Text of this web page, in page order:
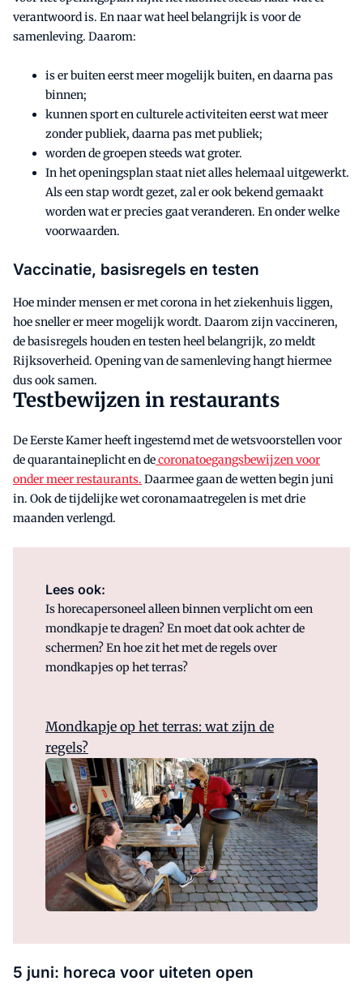
verantwoord is. En naar wat heel belangrijk is voor de
samenleving. Daarom:
is er buiten eerst meer mogelijk buiten, en daarna pas
binnen;
kunnen sport en culturele activiteiten eerst wat meer
zonder publiek, daarna pas met publiek;
worden de groepen steeds wat groter.
In het openingsplan staat niet alles helemaal uitgewerkt.
Als een stap wordt gezet, zal er ook bekend gemaakt
worden wat er precies gaat veranderen. En onder welke
voorwaarden.
Vaccinatie, basisregels en testen
Hoe minder mensen er met corona in het ziekenhuis liggen,
hoe sneller er meer mogelijk wordt. Daarom zijn vaccineren,
de basisregels houden en testen heel belangrijk, zo meldt
Rijksoverheid. Opening van de samenleving hangt hiermee
dus ook samen.
Testbewijzen in restaurants
De Eerste Kamer heeft ingestemd met de wetsvoorstellen voor
de quarantaineplicht en decoronatoegangsbewijzen voor
onder meer restaurants. Daarmee gaan de wetten begin juni
in. Ook de tijdelijke wet coronamaatregelen is met drie
maanden verlengd.
Lees ook:
Is horecapersoneel alleen binnen verplicht om een
mondkapje te dragen? En moet dat ook achter de
schermen? En hoe zit het met de regels over
mondkapjes op het terras?
Mondkapje op het terras: wat zijn de
regels?
5 juni: horeca voor uiteten open